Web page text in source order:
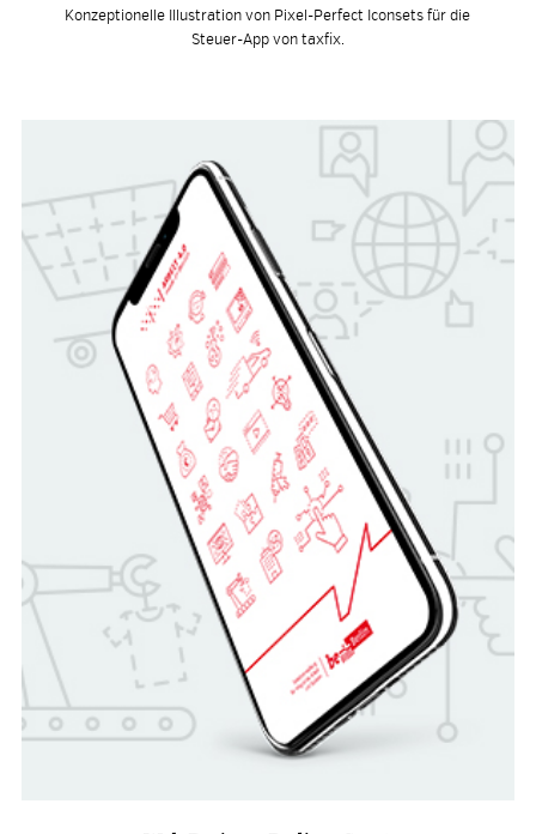
Konzeptionelle Illustration von Pixel-Perfect Iconsets für die
Steuer-App von taxfix.